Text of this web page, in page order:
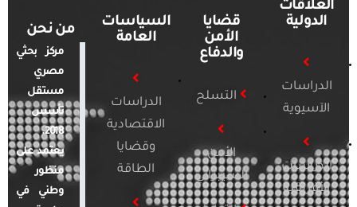
العلاقات
الدولية
الدراسات
الآسيوية
الدراسات
الأفريقية
قضايا
الأمن
والدفاع
التسلح
الأمن
السيبراني
السياسات
العامة
الدراسات
الاقتصادية
وقضايا
الطاقة
من نحن
مركز بحثي
مصري
مستقل
تأسس
2018.
يعتمد على
منظور
وطني في